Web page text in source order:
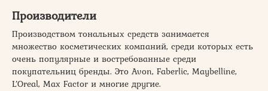
Производители
Производством тональных средств занимается
множество косметических компаний, среди которых есть
очень популярные и востребованные среди
покупательниц бренды. Это Avon, Faberlic, Maybelline,
L’Oreal, Max Factor и многие другие.